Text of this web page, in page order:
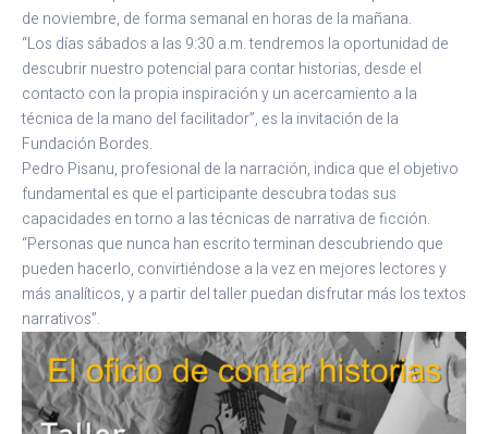
de noviembre, de forma semanal en horas de la mañana.
“Los días sábados a las 9:30 a.m. tendremos la oportunidad de
descubrir nuestro potencial para contar historias, desde el
contacto con la propia inspiración y un acercamiento a la
técnica de la mano del facilitador”, es la invitación de la
Fundación Bordes.
Pedro Pisanu, profesional de la narración, indica que el objetivo
fundamental es que el participante descubra todas sus
capacidades en torno a las técnicas de narrativa de ficción.
“Personas que nunca han escrito terminan descubriendo que
pueden hacerlo, convirtiéndose a la vez en mejores lectores y
más analíticos, y a partir del taller puedan disfrutar más los textos
narrativos”.